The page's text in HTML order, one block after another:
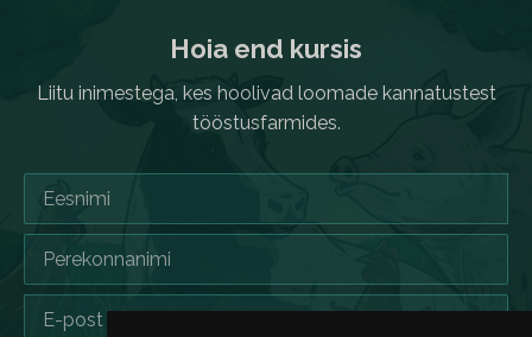
Hoia end kursis
Liitu inimestega, kes hoolivad loomade kannatustest
tööstusfarmides.